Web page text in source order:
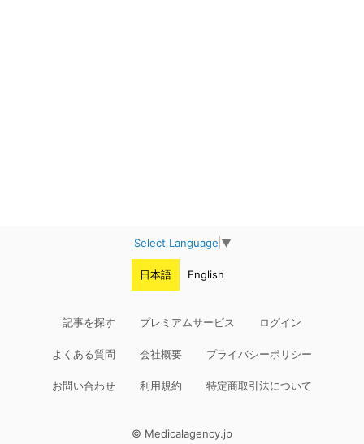
Select Language ▼
日本語 English
記事を探す プレミアムサービス ログイン
よくある質問 会社概要 プライバシーポリシー
お問い合わせ 利用規約 特定商取引法について
© Medicalagency.jp